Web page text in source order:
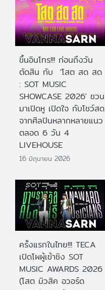
ขึ้นอินโทร!!! ก่อนถึงวัน
ตัดสิน กับ 'โสต สด สด
: SOT MUSIC
SHOWCASE 2026' ชวน
มาเปิดหู เปิดใจ กับโชว์สด
จากศิลปินหลากหลายแนว
ตลอด 6 วัน 4
LIVEHOUSE
16 มิถุนายน 2026
ครั้งแรกในไทย!!! TECA
เปิดโผผู้เข้าชิง SOT
MUSIC AWARDS 2026
(โสต มิวสิค อวอร์ด